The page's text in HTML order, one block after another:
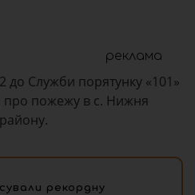
реклама
до Служби порятунку «101»
про пожежу в с. Нижня
рекордну